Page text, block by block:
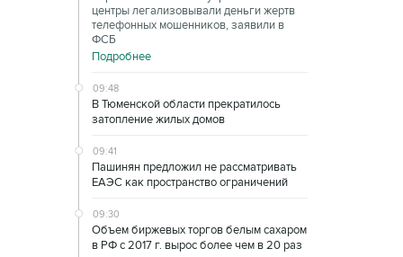
центры легализовывали деньги жертв
телефонных мошенников, заявили в
ФСБ
Подробнее
09:48
В Тюменской области прекратилось
затопление жилых домов
09:41
Пашинян предложил не рассматривать
ЕАЭС как пространство ограничений
09:30
Объем биржевых торгов белым сахаром
в РФ с 2017 г. вырос более чем в 20 раз